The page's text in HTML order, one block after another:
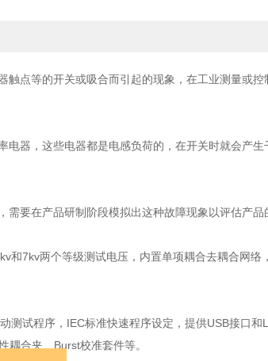
触点等的开关或吸合而引起的现象，在工业测量或控
器，这些电器都是电感负荷的，在开关时就会产生
在产品研制阶段模拟出这种故障现象以评估产品
7kv两个等级测试电压，内置单项耦合去耦合网络
测试程序，IEC标准快速程序设定，提供USB接口和
合夹、Burst校准套件等。